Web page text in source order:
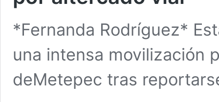
*Fernanda Rodríguez*
una intensa movilización
deMetepec tras